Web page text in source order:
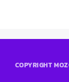
COPYRIGHT